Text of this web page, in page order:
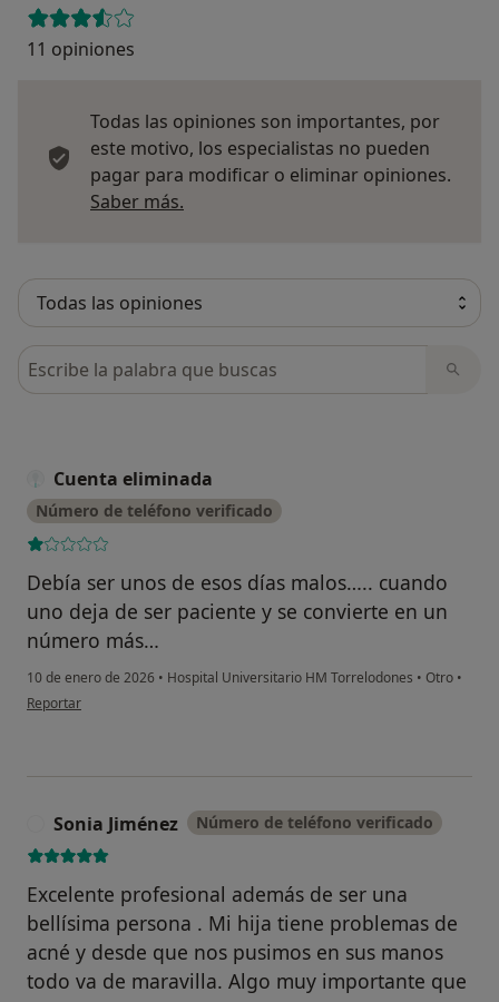
11 opiniones
Todas las opiniones son importantes, por
este motivo, los especialistas no pueden
pagar para modificar o eliminar opiniones.
Saber más.
Busca en opiniones
Cuenta eliminada
Número de teléfono verificado
Debía ser unos de esos días malos….. cuando
uno deja de ser paciente y se convierte en un
número más…
10 de enero de 2026 • Hospital Universitario HM Torrelodones • Otro •
en opinión del usuario Cuenta eliminada
Reportar
Sonia Jiménez Número de teléfono verificado
Excelente profesional además de ser una
bellísima persona . Mi hija tiene problemas de
acné y desde que nos pusimos en sus manos
todo va de maravilla. Algo muy importante que